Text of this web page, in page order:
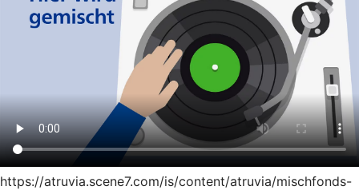
https://atruvia.scene7.com/is/content/atruvia/mischfonds-